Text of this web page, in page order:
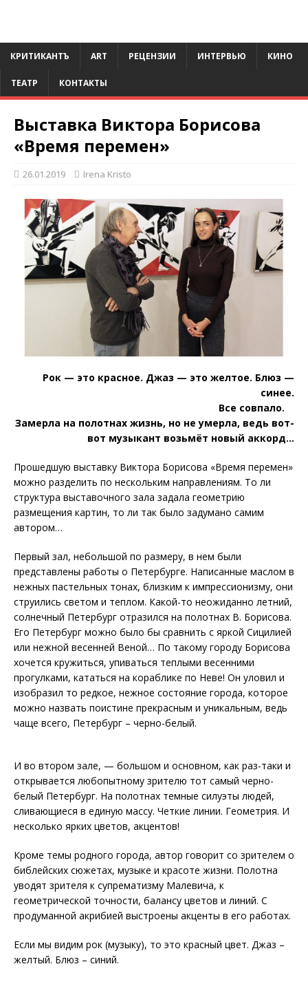
КРИТИКАНТЪ ART РЕЦЕНЗИИ ИНТЕРВЬЮ КИНО
ТЕАТР КОНТАКТЫ
Выставка Виктора Борисова
«Время перемен»
26.01.2019 Irena Kristo
Рок — это красное. Джаз — это желтое. Блюз —
синее.
Все совпало. ⠀
Замерла на полотнах жизнь, но не умерла, ведь вот-
вот музыкант возьмёт новый аккорд…
Прошедшую выставку Виктора Борисова «Время перемен»
можно разделить по нескольким направлениям. То ли
структура выставочного зала задала геометрию
размещения картин, то ли так было задумано самим
автором…
Первый зал, небольшой по размеру, в нем были
представлены работы о Петербурге. Написанные маслом в
нежных пастельных тонах, близким к импрессионизму, они
струились светом и теплом. Какой-то неожиданно летний,
солнечный Петербург отразился на полотнах В. Борисова.
Его Петербург можно было бы сравнить с яркой Сицилией
или нежной весенней Веной… По такому городу Борисова
хочется кружиться, упиваться теплыми весенними
прогулками, кататься на кораблике по Неве! Он уловил и
изобразил то редкое, нежное состояние города, которое
можно назвать поистине прекрасным и уникальным, ведь
чаще всего, Петербург – черно-белый.
И во втором зале, — большом и основном, как раз-таки и
открывается любопытному зрителю тот самый черно-
белый Петербург. На полотнах темные силуэты людей,
сливающиеся в единую массу. Четкие линии. Геометрия. И
несколько ярких цветов, акцентов!
Кроме темы родного города, автор говорит со зрителем о
библейских сюжетах, музыке и красоте жизни. Полотна
уводят зрителя к супрематизму Малевича, к
геометрической точности, балансу цветов и линий. С
продуманной акрибией выстроены акценты в его работах.
Если мы видим рок (музыку), то это красный цвет. Джаз –
желтый. Блюз – синий.